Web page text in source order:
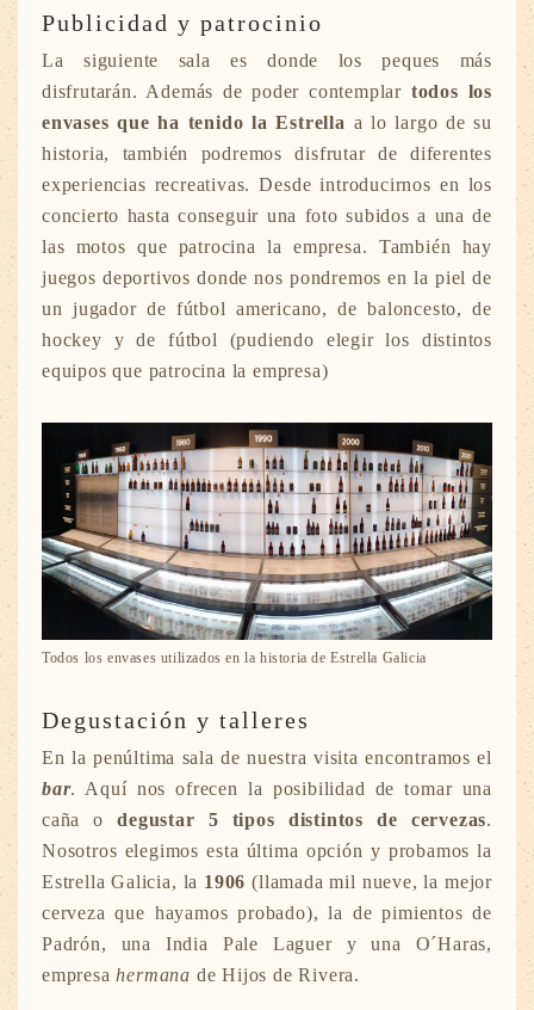
Publicidad y patrocinio
La siguiente sala es donde los peques más
disfrutarán. Además de poder contemplar todos los
envases que ha tenido la Estrella a lo largo de su
historia, también podremos disfrutar de diferentes
experiencias recreativas. Desde introducirnos en los
concierto hasta conseguir una foto subidos a una de
las motos que patrocina la empresa. También hay
juegos deportivos donde nos pondremos en la piel de
un jugador de fútbol americano, de baloncesto, de
hockey y de fútbol (pudiendo elegir los distintos
equipos que patrocina la empresa)
Todos los envases utilizados en la historia de Estrella Galicia
Degustación y talleres
En la penúltima sala de nuestra visita encontramos el
bar. Aquí nos ofrecen la posibilidad de tomar una
caña odegustar 5 tipos distintos de cervezas.
Nosotros elegimos esta última opción y probamos la
Estrella Galicia, la 1906 (llamada mil nueve, la mejor
cerveza que hayamos probado), la de pimientos de
Padrón, una India Pale Laguer y una O´Haras,
empresahermana de Hijos de Rivera.